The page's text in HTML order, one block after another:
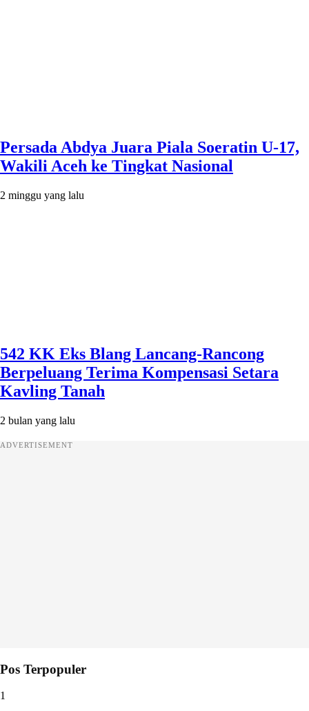
Persada Abdya Juara Piala Soeratin U-17,
Wakili Aceh ke Tingkat Nasional
2 minggu yang lalu
542 KK Eks Blang Lancang-Rancong
Berpeluang Terima Kompensasi Setara
Kavling Tanah
2 bulan yang lalu
ADVERTISEMENT
Pos Terpopuler
1